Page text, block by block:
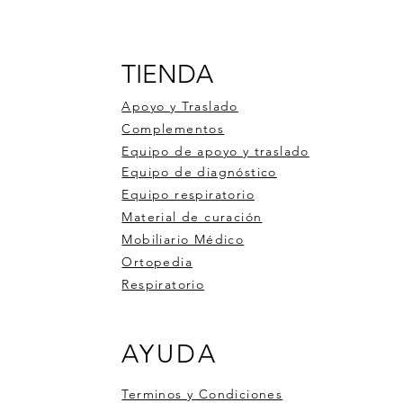
Precio
$6,246.00
pluma
compresa de gel
TIENDA
Apoyo y Traslado
Complementos
Equipo de apoyo y traslado
Equipo de diagnóstico
Equipo respiratorio
Material de curación
Mobiliario Médico
Ortopedia
Respiratorio
AYUDA
Terminos y Condiciones